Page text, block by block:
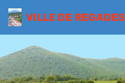
VILLE DE REGADES